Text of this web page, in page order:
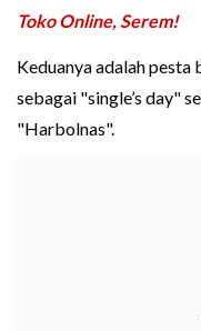
Toko Online, Serem!
Keduanya adalah pesta
sebagai "single’s day"
"Harbolnas".